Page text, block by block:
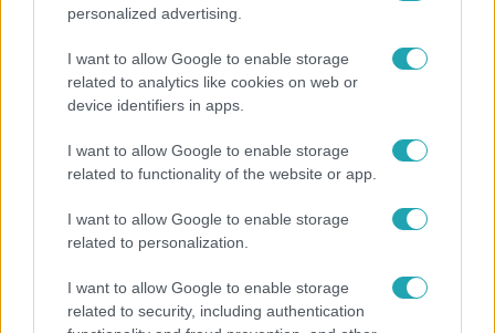
personalized advertising.
I want to allow Google to enable storage
related to analytics like cookies on web or
device identifiers in apps.
I want to allow Google to enable storage
related to functionality of the website or app.
I want to allow Google to enable storage
related to personalization.
I want to allow Google to enable storage
related to security, including authentication
A fiataloknak üzent Majka: „Hagyjátok ezt abba,
ez nagyon ciki!”